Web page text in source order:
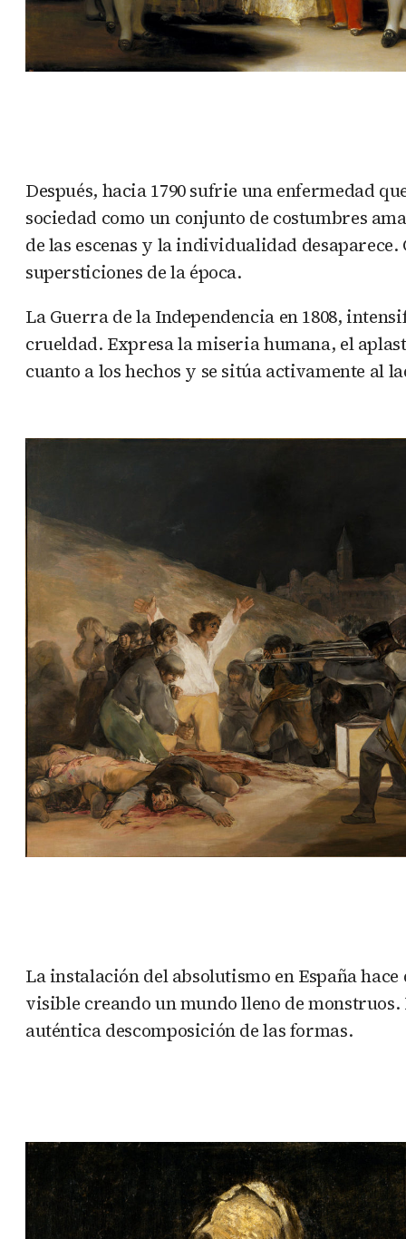
Después, hacia 1790 sufrie una enfermedad
sociedad como un conjunto de costumbres
de las escenas y la individualidad
supersticiones de la época.
La Guerra de la Independencia en 1808,
crueldad. Expresa la miseria humana, el
cuanto a los hechos y se sitúa activamente al
La instalación del absolutismo en España
visible creando un mundo lleno de
auténtica descomposición de las formas.